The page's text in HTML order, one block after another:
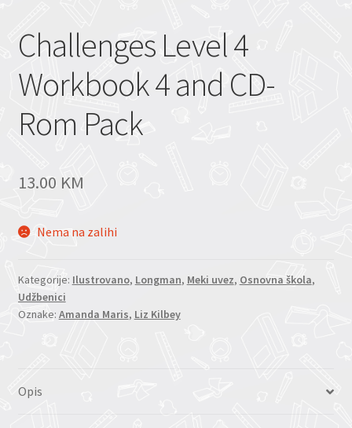
Challenges Level 4
Workbook 4 and CD-
Rom Pack
13.00 KM
Nema na zalihi
Kategorije: Ilustrovano, Longman, Meki uvez, Osnovna škola,
Udžbenici
Oznake: Amanda Maris, Liz Kilbey
Opis